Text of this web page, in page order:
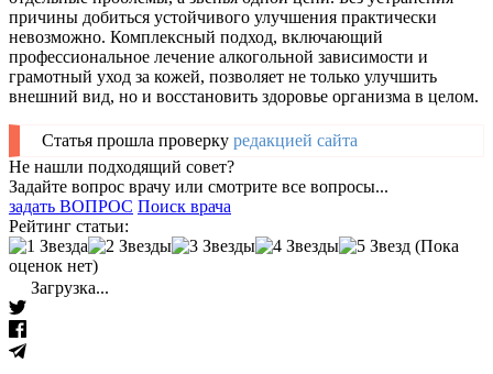
причины добиться устойчивого улучшения практически
невозможно. Комплексный подход, включающий
профессиональное лечение алкогольной зависимости и
грамотный уход за кожей, позволяет не только улучшить
внешний вид, но и восстановить здоровье организма в целом.
Статья прошла проверку редакцией сайта
Не нашли подходящий совет?
Задайте вопрос врачу или смотрите все вопросы...
задать ВОПРОС Поиск врача
Рейтинг статьи:
(Пока
оценок нет)
Загрузка...